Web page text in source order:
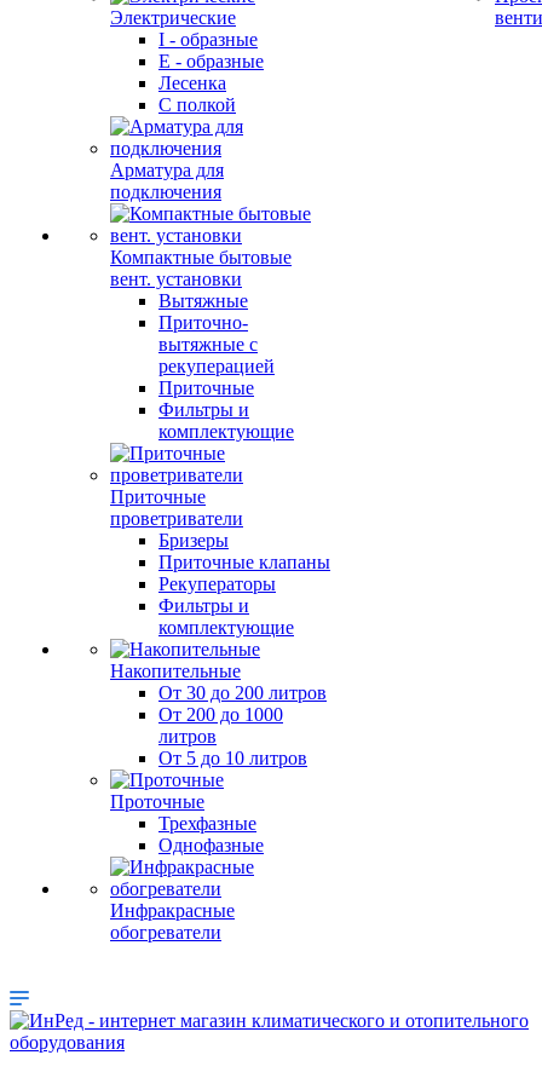
Электрические
I - образные
E - образные
Лесенка
С полкой
Арматура для
подключения
Компактные бытовые
вент. установки
Вытяжные
Приточно-
вытяжные с
рекуперацией
Приточные
Фильтры и
комплектующие
Приточные
проветриватели
Бризеры
Приточные клапаны
Рекуператоры
Фильтры и
комплектующие
Накопительные
От 30 до 200 литров
От 200 до 1000
литров
От 5 до 10 литров
Проточные
Трехфазные
Однофазные
Инфракрасные
обогреватели